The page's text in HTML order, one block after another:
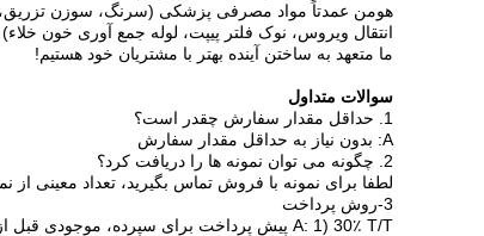
هومن عمدتاً مواد مصرفی پزشکی (سرنگ، سوزن تزریق،
انتقال ویروس، نوک فلتر پیپت، لوله جمع آوری خون خلاء)
ما متعهد به ساختن آینده بهتر با مشتریان خود هستیم!
سوالات متداول
1. حداقل مقدار سفارش چقدر است؟
A: بدون نیاز به حداقل مقدار سفارش
2. چگونه می توان نمونه ها را دریافت کرد؟
لطفا برای نمونه با فروش تماس بگیرید، تعداد معینی از
3-روش پرداخت
A: 1) 30٪ T/T پیش پرداخت برای سپرده، موجودی قبل از تحویل.